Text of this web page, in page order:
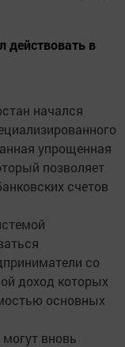
в
начался
упрощенная
позволяет
счетов
со
доход которых
основных
вновь